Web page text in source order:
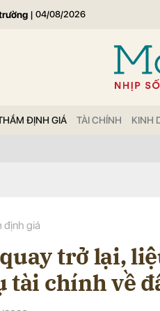
| 04/08/2026
ĐỊNH GIÁ TÀI CHÍNH KINH
định giá
trở lại,
tài chính về
Gửi bình luận